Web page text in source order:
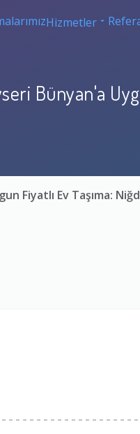
Hizmetler
Bünyan'a
Fiyatlı Ev Taşıma: